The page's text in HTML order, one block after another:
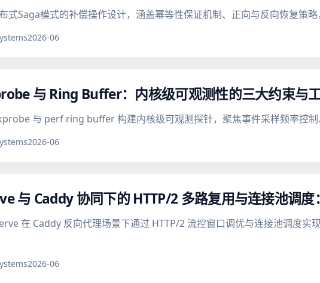
式Saga模式的补偿操作设计，涵盖幂等性保证机制、正向与反向恢复策
2026-06
与 Ring Buffer：内核级可观测性的三大约束与
与 perf ring buffer 构建内核级可观测探针，聚焦事件采样频率控制
2026-06
与 Caddy 协同下的 HTTP/2 多路复用与连接池调
在 Caddy 反向代理场景下通过 HTTP/2 流控窗口调优与连接池调度实
2026-06